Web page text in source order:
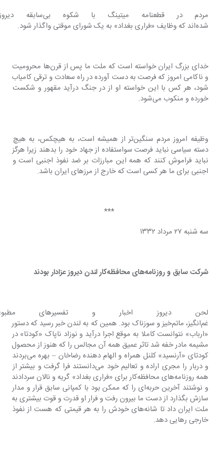
مردم در قطعنامه
شده‌اند که وظایف «فراری بغداد» به یک شورای موقتی واگذار شود.
خدای بزرگ ایران خواسته است که ملت ما پس از قرن‌ها محرومیت
و ناکامی امروز که فرصت به دست آورده در راه سعادت و ترقی کامیاب
شود، هر کس با این خواسته او از در جنگ درآید مقهور و شکست
خورده و منکوب می‌شود.
وظیفه امروز مردم سنگین‌تر از همیشه است، به هیچکس، به هیچ
دسته سیاسی نباید فرصت سواستفاده از جهاد خود را بدهند زیرا هرگز
نباید فراموش کنند که همه این مبارزات بر ضد نفوذ اجنبی است و
اجنبی برای ما هر کسی است که خارج از مرزهای ایران باشد.
***
سه شنبه ۲۷ مرداد ۱۳۳۲
شرکت سابق و روزنامه‌های محافظه‌کار لندن دیروز عزادار بودند
لحن دیروز اخبار و تفسیرهای
غم‌انگیز، ماتم‌خیز و سوزناک بود. همین که به لندن خبر رسید که دستور
«ارباب» نتوانست کاملا به موقع اجرا درآید و نوزاد ناپاک «کودتا» در
مشیمه مادر خفه شد تاثر عمیق همه آن مجالس را که هنوز از محصول
کودتای «آرنسید» کلنل همراه و الهام دهنده رضا‌خان – بهره می‌بردند
و دربار را مجری اراده و تعالیم خود می‌دانستند فرا گرفت و بیشتر از
همه روزنامه‌های محافظه‌کار برای «فراری بغداد» گریه و نالان سردادند
و نوشتند آخرین حربه‌ای را که ممکن بود با کمپانی سابق قرار و مدار
سازش بگذارد از دست ما بیرون رفت و فرار او قدرت و قوت بیشتری به
ملت ایران داد تا شانه‌های خودش را به هر قیمتی که هست از نفوذ
خارجی رهایی دهد.